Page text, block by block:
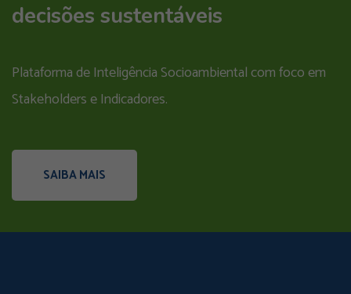
decisões sustentáveis
Plataforma de Inteligência Socioambiental com foco em
Stakeholders e Indicadores.
SAIBA MAIS